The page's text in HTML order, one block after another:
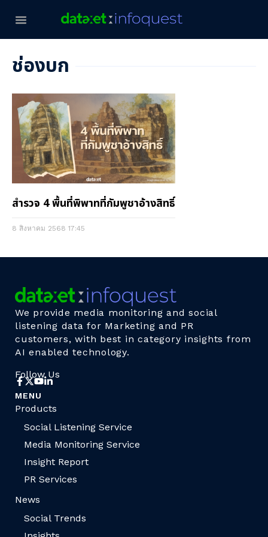
ช่องบก
สำรวจ 4 พื้นที่พิพาทที่กัมพูชาอ้างสิทธิ์
8 สิงหาคม 2568 17:45
We provide media monitoring and social
listening data for Marketing and PR
customers, with best in category insights from
AI enabled technology.
Follow Us
MENU
Products
Social Listening Service
Media Monitoring Service
Insight Report
PR Services
News
Social Trends